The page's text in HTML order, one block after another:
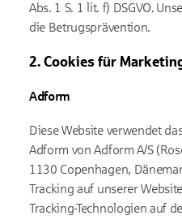
Abs. 1 S. 1 lit. f) DSGVO.
die Betrugsprävention.
2. Cookies für
Adform
Diese Website verwendet
Adform von Adform A/S
1130 Copenhagen,
Tracking auf unserer
Tracking-Technologien auf